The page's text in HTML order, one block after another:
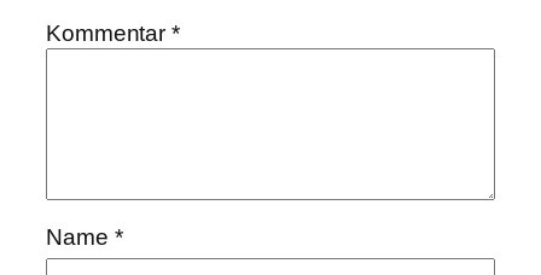
Kommentar*
Name *